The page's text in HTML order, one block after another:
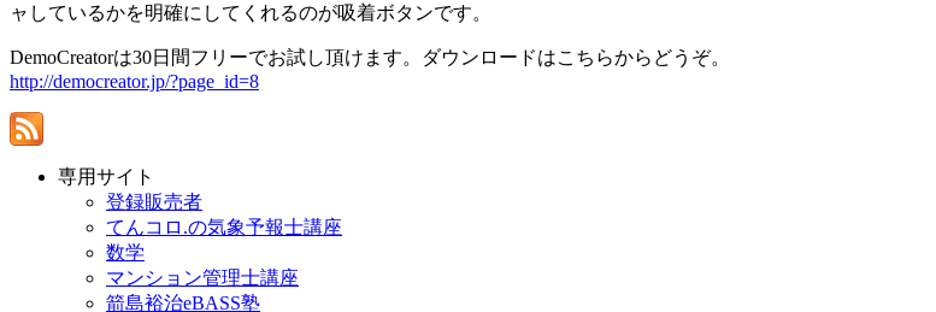
ャしているかを明確にしてくれるのが吸着ボタンです。
DemoCreatorは30日間フリーでお試し頂けます。ダウンロードはこちらからどうぞ。
http://democreator.jp/?page_id=8
専用サイト
登録販売者
てんコロ.の気象予報士講座
数学
マンション管理士講座
箭島裕治eBASS塾